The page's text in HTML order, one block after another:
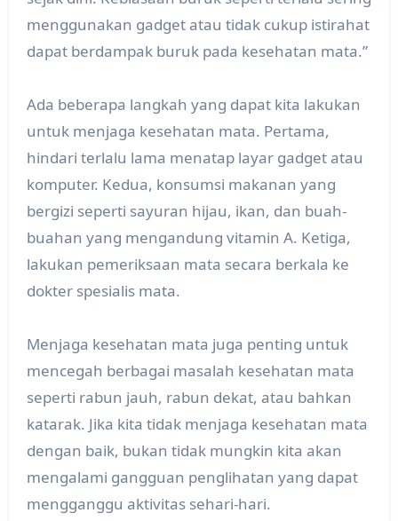
menggunakan gadget atau tidak cukup istirahat
dapat berdampak buruk pada kesehatan mata.”
Ada beberapa langkah yang dapat kita lakukan
untuk menjaga kesehatan mata. Pertama,
hindari terlalu lama menatap layar gadget atau
komputer. Kedua, konsumsi makanan yang
bergizi seperti sayuran hijau, ikan, dan buah-
buahan yang mengandung vitamin A. Ketiga,
lakukan pemeriksaan mata secara berkala ke
dokter spesialis mata.
Menjaga kesehatan mata juga penting untuk
mencegah berbagai masalah kesehatan mata
seperti rabun jauh, rabun dekat, atau bahkan
katarak. Jika kita tidak menjaga kesehatan mata
dengan baik, bukan tidak mungkin kita akan
mengalami gangguan penglihatan yang dapat
mengganggu aktivitas sehari-hari.